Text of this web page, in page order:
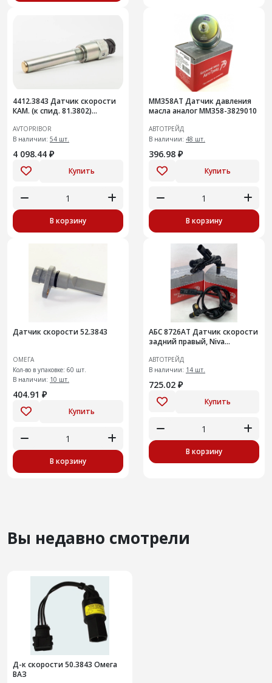
4412.3843 Датчик скорости
КАМ. (к спид. 81.3802)
AVTOPRIBOR
В наличии: 54 шт.
4 098.44 ₽
Купить
В корзину
ММ358АТ Датчик давления
масла аналог ММ358-3829010
АВТОТРЕЙД
В наличии: 48 шт.
396.98 ₽
Купить
В корзину
Датчик скорости 52.3843
ОМЕГА
Кол-во в упаковке: 60 шт.
В наличии: 10 шт.
404.91 ₽
Купить
В корзину
АБС 8726АТ Датчик скорости
задний правый, Niva
АВТОТРЕЙД
В наличии: 14 шт.
725.02 ₽
Купить
В корзину
Вы недавно смотрели
Д-к скорости 50.3843 Омега
ВАЗ